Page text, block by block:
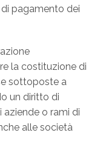
pagamento dei
la costituzione di
sottoposte a
un diritto di
aziende o rami di
alle società